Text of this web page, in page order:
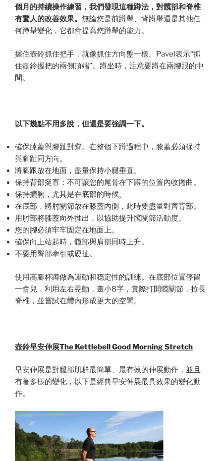
個月的持續操作練習，我們發現這種蹲法，對髖部和脊椎
有驚人的改善效果。 無論您是前蹲舉、背蹲舉還是其他任
何蹲舉變化，它都會提高您蹲舉的能力。
握住壺鈴抓住把手，就像抓住方向盤一樣。Pavel表示“抓
住壺鈴握把的兩側頂端”。蹲坐時，注意要蹲在兩腳跟的中
間。
以下幾點不用多說，但還是要強調一下。
確保膝蓋與腳趾對齊。在整個下蹲過程中，膝蓋必須保持
與腳趾同方向。
將腳跟放在地面，盡量保持小腿垂直。
保持背部挺直；不可讓您的尾骨在下蹲的位置內收捲曲。
保持擴胸，尤其是在底部的時候。
在底部，將肘關節放在膝蓋內側，此時要盡量對齊背部。
用肘部將膝蓋向外推出，以協助提升髖關節活動度。
您的腳必須牢牢固定在地面上。
確保向上站起時，髖部與肩部同時上升。
不要用臀部牽引或硬扯。
使用高腳杯蹲做為運動和穩定性的訓練。在底部位置停留
一會兒，利用左右晃動，畫小8字，實際打開髖關節，拉長
脊椎，並嘗試在體內形成更大的空間。
壺鈴早安伸展The Kettlebell Good Morning Stretch
早安伸展是對腿部肌群最簡單、最有效的伸展動作，並且
有著多樣的變化，以下是經典早安伸展最具效果的變化動
作。